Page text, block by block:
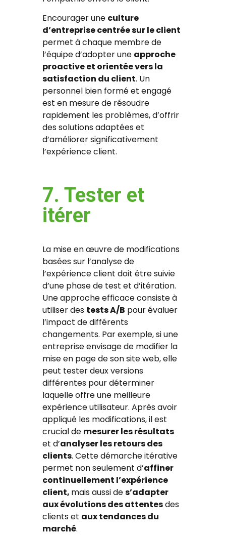
Encourager une culture
d’entreprise centrée sur le client
permet à chaque membre de
l’équipe d’adopter une approche
proactive et orientée vers la
satisfaction du client. Un
personnel bien formé et engagé
est en mesure de résoudre
rapidement les problèmes, d’offrir
des solutions adaptées et
d’améliorer significativement
l’expérience client.
7. Tester et
itérer
La mise en œuvre de modifications
basées sur l’analyse de
l’expérience client doit être suivie
d’une phase de test et d’itération.
Une approche efficace consiste à
utiliser des tests A/B pour évaluer
l’impact de différents
changements. Par exemple, si une
entreprise envisage de modifier la
mise en page de son site web, elle
peut tester deux versions
différentes pour déterminer
laquelle offre une meilleure
expérience utilisateur. Après avoir
appliqué les modifications, il est
crucial de mesurer les résultats
et d’analyser les retours des
clients. Cette démarche itérative
permet non seulement d’affiner
continuellement l’expérience
client, mais aussi des’adapter
aux évolutions des attentesdes
clients et aux tendances du
marché.